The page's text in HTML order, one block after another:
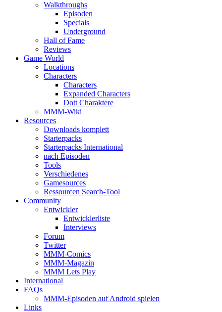
Walkthroughs
Episoden
Specials
Underground
Hall of Fame
Reviews
Game World
Locations
Characters
Characters
Expanded Characters
Dott Charaktere
MMM-Wiki
Resources
Downloads komplett
Starterpacks
Starterpacks International
nach Episoden
Tools
Verschiedenes
Gamesources
Ressourcen Search-Tool
Community
Entwickler
Entwicklerliste
Interviews
Forum
Twitter
MMM-Comics
MMM-Magazin
MMM Lets Play
International
FAQs
MMM-Episoden auf Android spielen
Links